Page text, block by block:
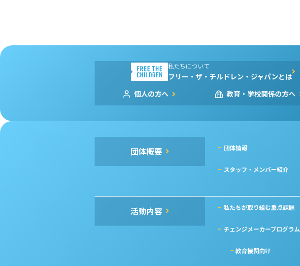
私たちについて
フリー・ザ・チルドレン・ジャパンとは
個人の方へ 教育・学校関係の方へ
団体概要 団体情報
スタッフ・メンバー紹介
活動内容 私たちが取り組む重点課題
チェンジメーカープログラム
教育機関向け